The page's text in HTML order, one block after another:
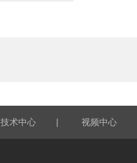
技术中心 | 视频中心